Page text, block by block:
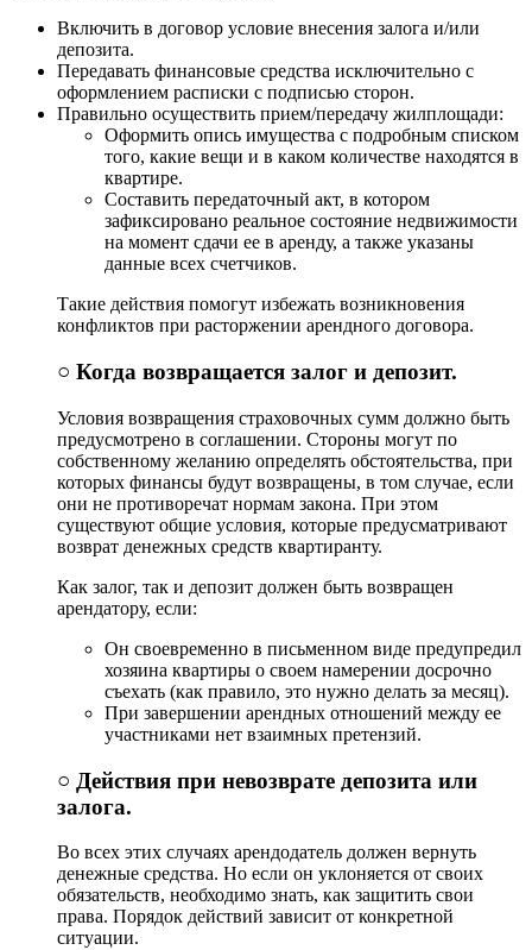
Включить в договор условие внесения залога и/или
депозита.
Передавать финансовые средства исключительно с
оформлением расписки с подписью сторон.
Правильно осуществить прием/передачу жилплощади:
Оформить опись имущества с подробным списком
того, какие вещи и в каком количестве находятся в
квартире.
Составить передаточный акт, в котором
зафиксировано реальное состояние недвижимости
на момент сдачи ее в аренду, а также указаны
данные всех счетчиков.
Такие действия помогут избежать возникновения
конфликтов при расторжении арендного договора.
○ Когда возвращается залог и депозит.
Условия возвращения страховочных сумм должно быть
предусмотрено в соглашении. Стороны могут по
собственному желанию определять обстоятельства, при
которых финансы будут возвращены, в том случае, если
они не противоречат нормам закона. При этом
существуют общие условия, которые предусматривают
возврат денежных средств квартиранту.
Как залог, так и депозит должен быть возвращен
арендатору, если:
Он своевременно в письменном виде предупредил
хозяина квартиры о своем намерении досрочно
съехать (как правило, это нужно делать за месяц).
При завершении арендных отношений между ее
участниками нет взаимных претензий.
○ Действия при невозврате депозита или
залога.
Во всех этих случаях арендодатель должен вернуть
денежные средства. Но если он уклоняется от своих
обязательств, необходимо знать, как защитить свои
права. Порядок действий зависит от конкретной
ситуации.